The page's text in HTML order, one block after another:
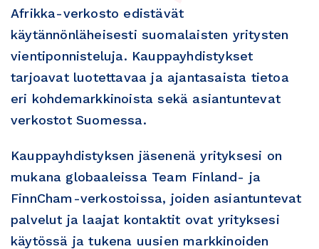
Afrikka-verkosto edistävät
käytännönläheisesti suomalaisten yritysten
vientiponnisteluja. Kauppayhdistykset
tarjoavat luotettavaa ja ajantasaista tietoa
eri kohdemarkkinoista sekä asiantuntevat
verkostot Suomessa.
Kauppayhdistyksen jäsenenä yrityksesi on
mukana globaaleissa Team Finland- ja
FinnCham-verkostoissa, joiden asiantuntevat
palvelut ja laajat kontaktit ovat yrityksesi
käytössä ja tukena uusien markkinoiden